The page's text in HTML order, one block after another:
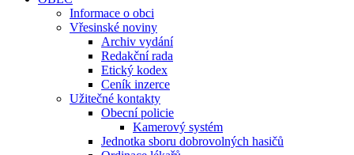
Informace o obci
Vřesinské noviny
Archiv vydání
Redakční rada
Etický kodex
Ceník inzerce
Užitečné kontakty
Obecní policie
Kamerový systém
Jednotka sboru dobrovolných hasičů